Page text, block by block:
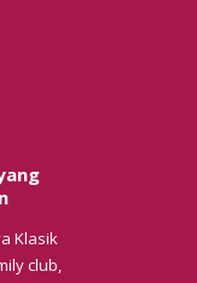
Klasik
club,